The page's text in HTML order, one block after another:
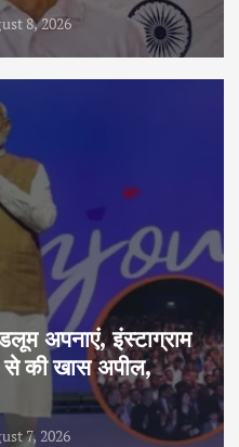
8, 2026
अपनाएं, इंस्टाग्राम
से की खास अपील,
7, 2026